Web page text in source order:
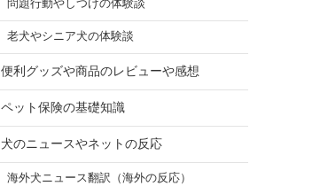
問題行動やしつけの体験談
老犬やシニア犬の体験談
便利グッズや商品のレビューや感想
ペット保険の基礎知識
犬のニュースやネットの反応
海外犬ニュース翻訳（海外の反応）